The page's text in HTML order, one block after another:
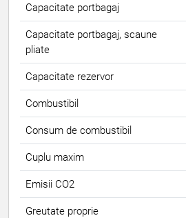
Capacitate portbagaj
Capacitate portbagaj, scaune
pliate
Capacitate rezervor
Combustibil
Consum de combustibil
Cuplu maxim
Emisii CO2
Greutate proprie